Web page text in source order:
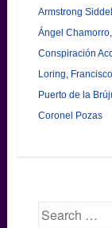
Armstrong
Ángel Chamorro,
Conspiración
Loring,
Puerto de la
Coronel Pozas
Search